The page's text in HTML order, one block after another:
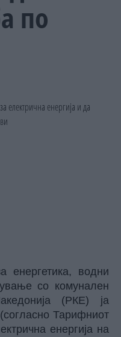
по
енергетика, водни
со комунален
(РКЕ) ја
Тарифниот
енергија на